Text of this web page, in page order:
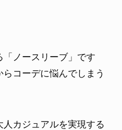
ノースリーブ」です
コーデに悩んでしまう
カジュアルを実現する